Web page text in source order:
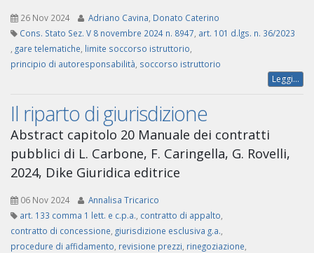
26 Nov 2024 Adriano Cavina Donato Caterino
Cons. Stato Sez. V 8 novembre 2024 n. 8947 art. 101 d.lgs. n. 36/2023
gare telematiche limite soccorso istruttorio
principio di autoresponsabilità soccorso istruttorio
Leggi...
Il riparto di giurisdizione
Abstract capitolo 20 Manuale dei contratti
pubblici di L. Carbone, F. Caringella, G. Rovelli,
2024, Dike Giuridica editrice
06 Nov 2024
Annalisa Tricarico
art. 133 comma 1 lett. e c.p.a. contratto di appalto
contratto di concessione giurisdizione esclusiva g.a.
procedure di affidamento revisione prezzi rinegoziazione